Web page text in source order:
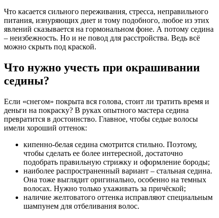
Что касается сильного переживания, стресса, неправильного
питания, изнуряющих диет и тому подобного, любое из этих
явлений сказывается на гормональном фоне. А потому седина
– неизбежность. Но и не повод для расстройства. Ведь всё
можно скрыть под краской.
Что нужно учесть при окрашивании
седины?
Если «снегом» покрыта вся голова, стоит ли тратить время и
деньги на покраску? В руках опытного мастера седина
превратится в достоинство. Главное, чтобы седые волосы
имели хороший оттенок:
кипенно-белая седина смотрится стильно. Поэтому,
чтобы сделать ее более интересной, достаточно
подобрать правильную стрижку и оформление бороды;
наиболее распространенный вариант – стальная седина.
Она тоже выглядит оригинально, особенно на темных
волосах. Нужно только ухаживать за причёской;
наличие желтоватого оттенка исправляют специальным
шампунем для отбеливания волос.